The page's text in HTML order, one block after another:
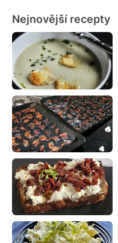
Nejnovější recepty